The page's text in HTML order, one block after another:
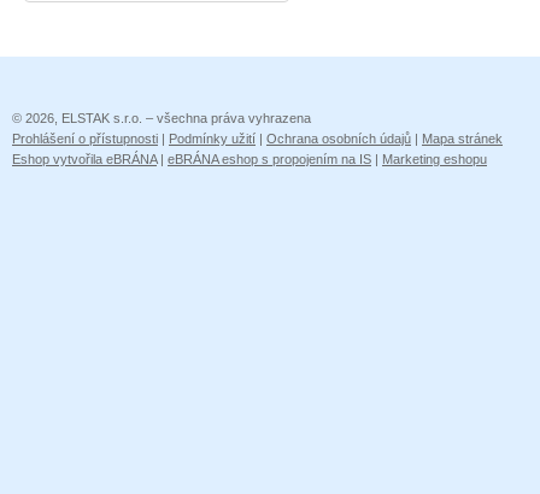
© 2026, ELSTAK s.r.o. – všechna práva vyhrazena
Prohlášení o přístupnosti | Podmínky užití | Ochrana osobních údajů | Mapa stránek
Eshop vytvořila eBRÁNA| eBRÁNA eshop s propojením na IS | Marketing eshopu